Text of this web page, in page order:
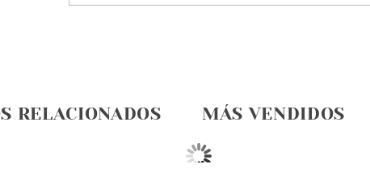
RELACIONADOS MÁS VENDIDOS